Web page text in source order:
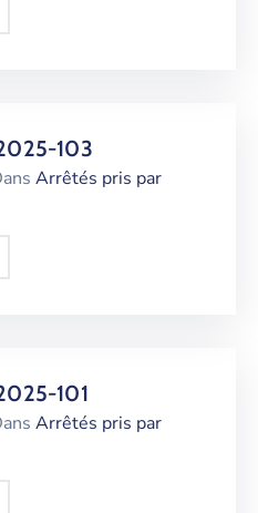
103
Arrêtés pris par
101
Arrêtés pris par